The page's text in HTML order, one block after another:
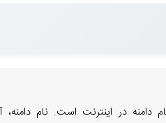
در اینترنت است. نام